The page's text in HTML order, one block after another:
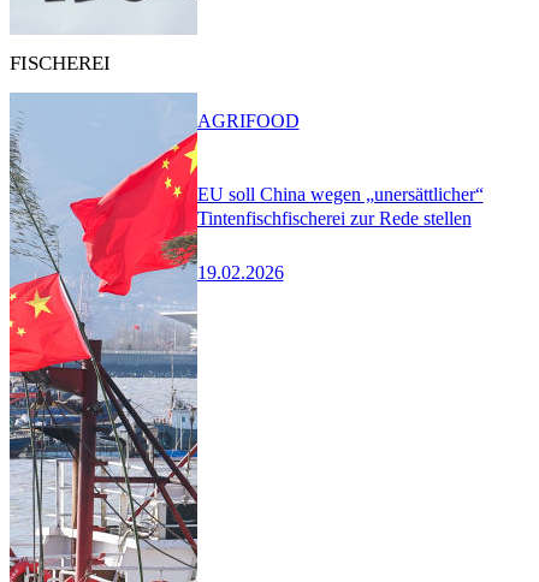
FISCHEREI
EU soll China wegen „unersättlicher“
Tintenfischfischerei zur Rede stellen
19.02.2026
AGRIFOOD